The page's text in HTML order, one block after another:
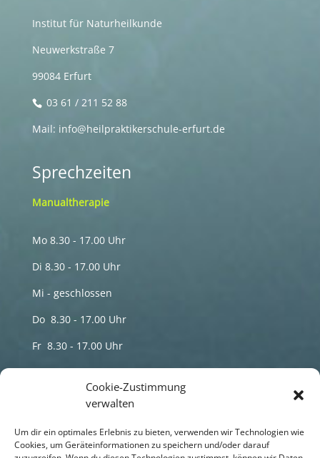
Cookie-Zustimmung
verwalten
Um dir ein optimales Erlebnis zu bieten, verwenden wir Technologien wie
Cookies, um Geräteinformationen zu speichern und/oder darauf
Institut für Naturheilkunde
Neuwerkstraße 7
99084 Erfurt
03 61 / 211 52 88
Mail: info@heilpraktikerschule-erfurt.de
Sprechzeiten
Manualtherapie
Mo 8.30 - 17.00 Uhr
Di 8.30 - 17.00 Uhr
Mi - geschlossen
Do 8.30 - 17.00 Uhr
Fr 8.30 - 17.00 Uhr
Termine nur nach telefonischer Vereinbarung
Sprechzeiten
HP Maren Schmidt Naturheilpraxis